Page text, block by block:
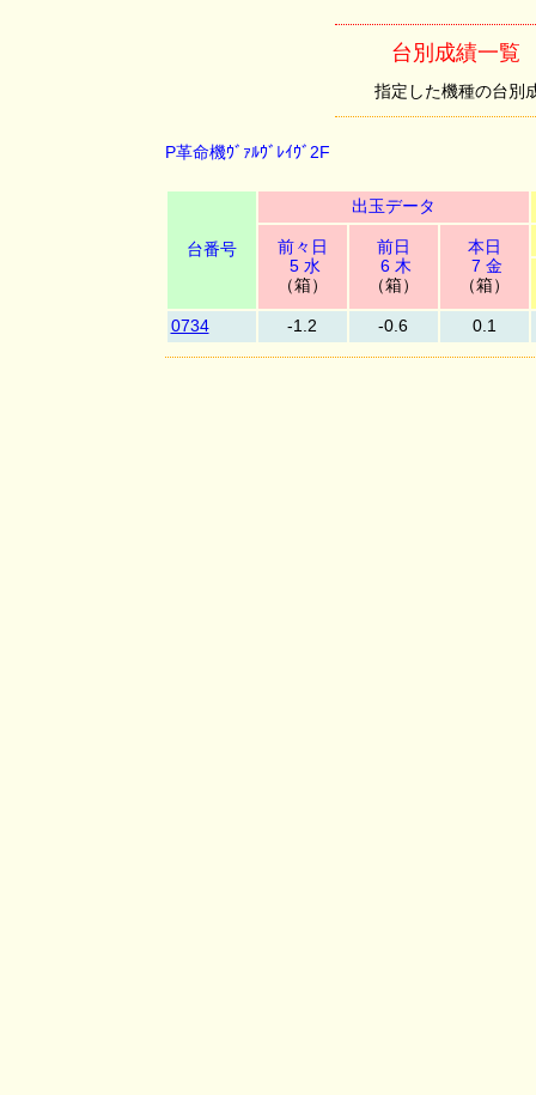
台別成績一覧
指定した機種の台別
P革命機ｳﾞｧﾙｳﾞﾚｲｳﾞ2F
台番号
出玉データ
前々日
5 水
（箱）
前日
6 木
（箱）
本日
7 金
（箱）
0734 -1.2 -0.6 0.1